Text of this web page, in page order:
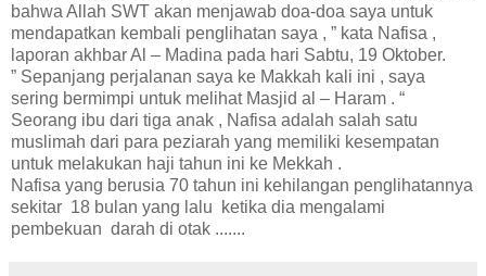
bahwa Allah SWT akan menjawab doa-doa saya untuk
mendapatkan kembali penglihatan saya , ” kata Nafisa ,
laporan akhbar Al – Madina pada hari Sabtu, 19 Oktober.
” Sepanjang perjalanan saya ke Makkah kali ini , saya
sering bermimpi untuk melihat Masjid al – Haram . “
Seorang ibu dari tiga anak , Nafisa adalah salah satu
muslimah dari para peziarah yang memiliki kesempatan
untuk melakukan haji tahun ini ke Mekkah .
Nafisa yang berusia 70 tahun ini kehilangan penglihatannya
sekitar 18 bulan yang lalu ketika dia mengalami
pembekuan darah di otak .......